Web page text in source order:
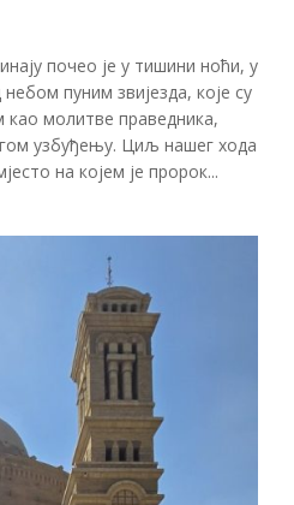
почео је у тишини ноћи, у
пуним звијезда, које су
као молитве праведника,
узбуђењу. Циљ нашег хода
на којем је пророк...